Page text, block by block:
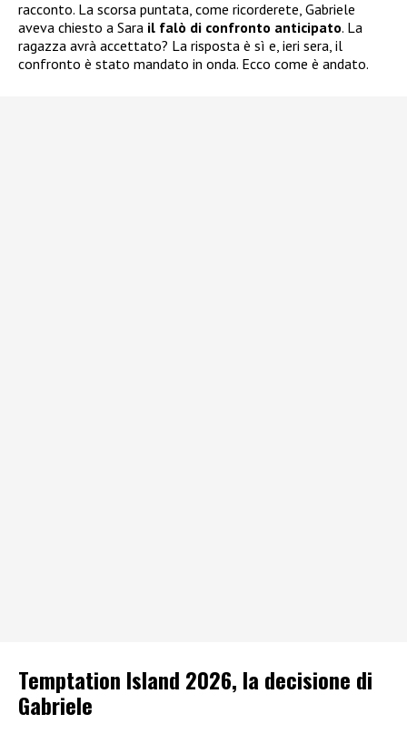
racconto. La scorsa puntata, come ricorderete, Gabriele
aveva chiesto a Sara il falò di confronto anticipato. La
ragazza avrà accettato? La risposta è sì e, ieri sera, il
confronto è stato mandato in onda. Ecco come è andato.
Temptation Island 2026, la decisione di
Gabriele